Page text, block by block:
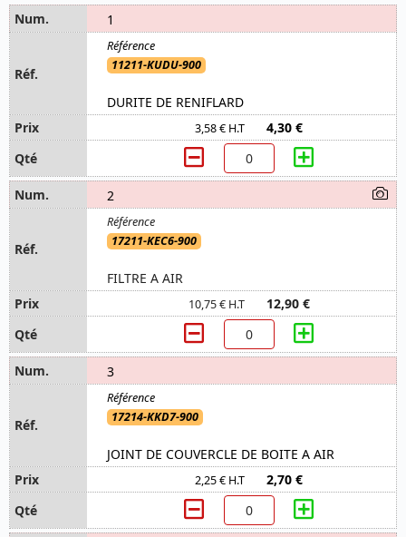
1
11211-KUDU-900
DURITE DE RENIFLARD
3,58 € H.T 4,30 €
2
17211-KEC6-900
FILTRE A AIR
10,75 € H.T 12,90 €
3
17214-KKD7-900
JOINT DE COUVERCLE DE BOITE A AIR
2,25 € H.T 2,70 €